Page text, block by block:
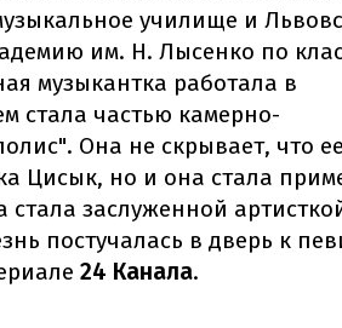
училище и
им. Н. Лысенко по
музыкантка работала в
стала частью камерно-
Она не скрывает, что ее
Цисык, но и она стала
стала заслуженной
постучалась в дверь к
24 Канала.